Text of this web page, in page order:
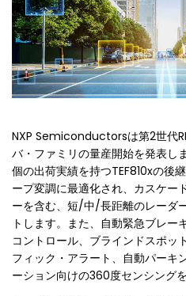
NXP Semiconductorsは第2世代
バ・ファミリの量産開始を発表し
個の出荷実績を持つTEF810xの後
ープ変調に最適化され、カスケー
ーを含む、短/中/長距離のレーダ
トします。また、自動緊急ブレー
コントロール、ブラインドスポッ
フィック・アラート、自動パーキ
ーション向けの360度センシング